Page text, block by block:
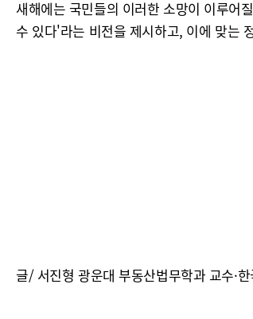
새해에는 국민들의 이러한 소망이 이루어
수 있다'라는 비전을 제시하고, 이에 맞는
글/ 서진형 광운대 부동산법무학과 교수·